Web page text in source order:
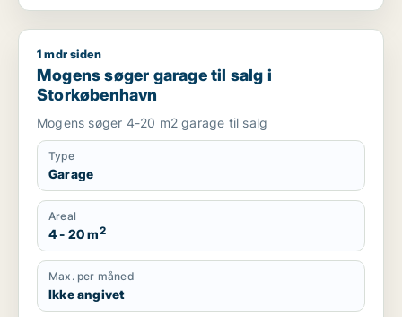
Mogens søger garage til salg i Storkøbenhavn
1 mdr siden
Mogens søger garage til salg i
Storkøbenhavn
Mogens søger 4-20 m2 garage til salg
Type
Garage
Areal
4 - 20 m2
Max. per måned
Ikke angivet